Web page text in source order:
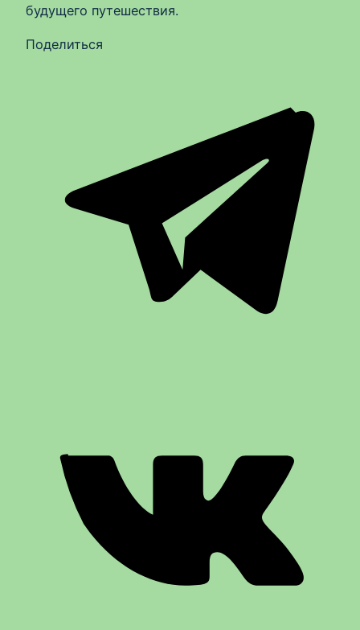
будущего путешествия.
Поделиться